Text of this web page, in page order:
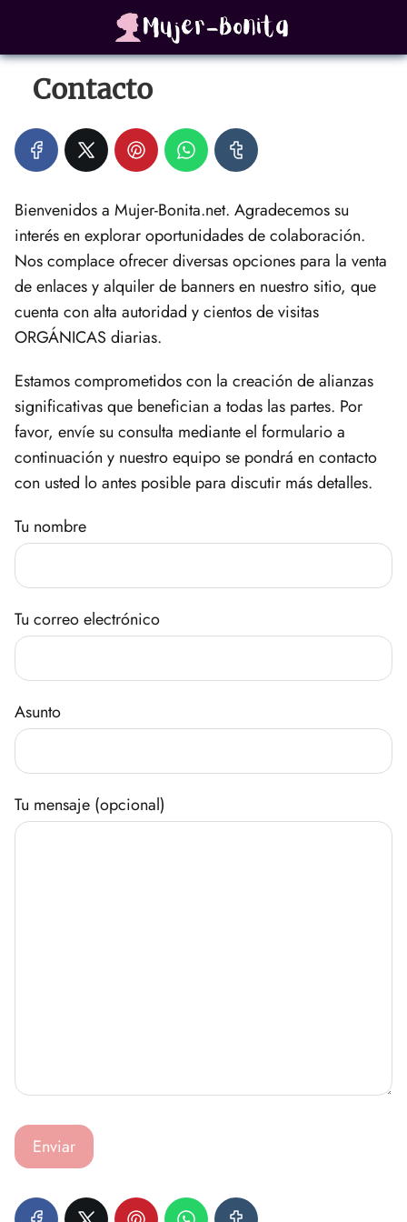
Contacto
Bienvenidos a Mujer-Bonita.net. Agradecemos su
interés en explorar oportunidades de colaboración.
Nos complace ofrecer diversas opciones para la venta
de enlaces y alquiler de banners en nuestro sitio, que
cuenta con alta autoridad y cientos de visitas
ORGÁNICAS diarias.
Estamos comprometidos con la creación de alianzas
significativas que benefician a todas las partes. Por
favor, envíe su consulta mediante el formulario a
continuación y nuestro equipo se pondrá en contacto
con usted lo antes posible para discutir más detalles.
Tu nombre
Tu correo electrónico
Asunto
Tu mensaje (opcional)